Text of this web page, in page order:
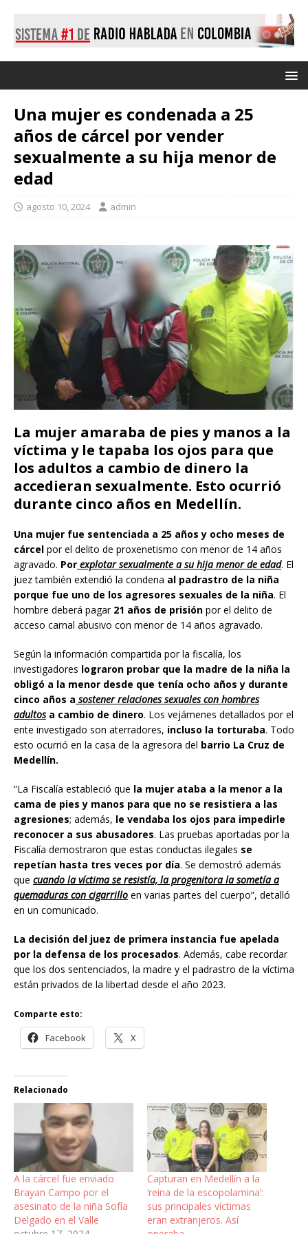
Una mujer es condenada a 25
años de cárcel por vender
sexualmente a su hija menor de
edad
agosto 10, 2024 admin
La mujer amaraba de pies y manos a la
víctima y le tapaba los ojos para que
los adultos a cambio de dinero la
accedieran sexualmente. Esto ocurrió
durante cinco años en Medellín.
Una mujer fue sentenciada a 25 años y ocho meses de
cárcel por el delito de proxenetismo con menor de 14 años
agravado. Por explotar sexualmente a su hija menor de edad. El
juez también extendió la condena al padrastro de la niña
porque fue uno de los agresores sexuales de la niña. El
hombre deberá pagar 21 años de prisión por el delito de
acceso carnal abusivo con menor de 14 años agravado.
Según la información compartida por la fiscalía, los
investigadores lograron probar que la madre de la niña la
obligó a la menor desde que tenía ocho años y durante
cinco años a sostener relaciones sexuales con hombres
adultosa cambio de dinero. Los vejámenes detallados por el
ente investigado son aterradores, incluso la torturaba. Todo
esto ocurrió en la casa de la agresora del barrio La Cruz de
Medellín.
“La Fiscalía estableció que la mujer ataba a la menor a la
cama de pies y manos para que no se resistiera a las
agresiones; además, le vendaba los ojos para impedirle
reconocer a sus abusadores. Las pruebas aportadas por la
Fiscalía demostraron que estas conductas ilegales se
repetían hasta tres veces por día. Se demostró además
que cuando la víctima se resistía, la progenitora la sometía a
quemaduras con cigarrillo en varias partes del cuerpo”, detalló
en un comunicado.
La decisión del juez de primera instancia fue apelada
por la defensa de los procesados. Además, cabe recordar
que los dos sentenciados, la madre y el padrastro de la víctima
están privados de la libertad desde el año 2023.
Comparte esto:
Facebook X
Relacionado
A la cárcel fue enviado
Brayan Campo por el
asesinato de la niña Sofía
Delgado en el Valle
Capturan en Medellín a la
‘reina de la escopolamina’:
sus principales víctimas
eran extranjeros. Así